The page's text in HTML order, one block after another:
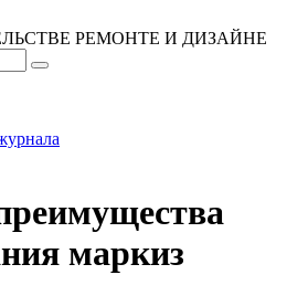
РЕМОНТЕ И ДИЗАЙНЕ
маркиз